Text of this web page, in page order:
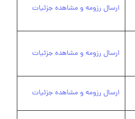
ارسال رزومه و مشاهده جزئیات
ارسال رزومه و مشاهده جزئیات
ارسال رزومه و مشاهده جزئیات